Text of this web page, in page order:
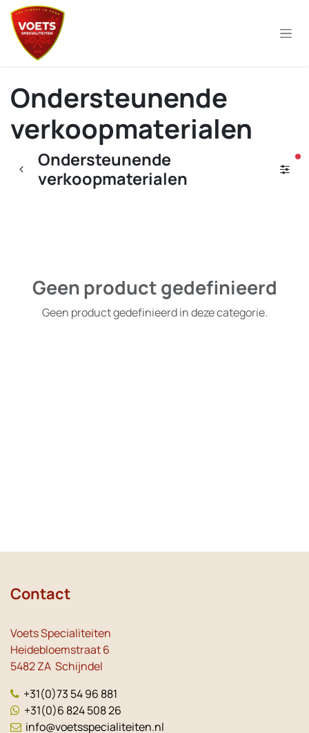
Overslaan naar inhoud
Ondersteunende
verkoopmaterialen
Ondersteunende
verkoopmaterialen
Geen product gedefinieerd
Geen product gedefinieerd in deze categorie.
Contact
Voets Specialiteiten
Heidebloemstraat 6
5482 ZA Schijndel
+31(0)73 54 96 881
+31(0)6 824 508 26
info@voetsspecialiteiten.nl